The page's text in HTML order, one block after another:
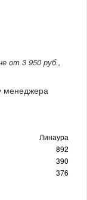
от 3 950 руб.,
менеджера
Линаура
892
390
376